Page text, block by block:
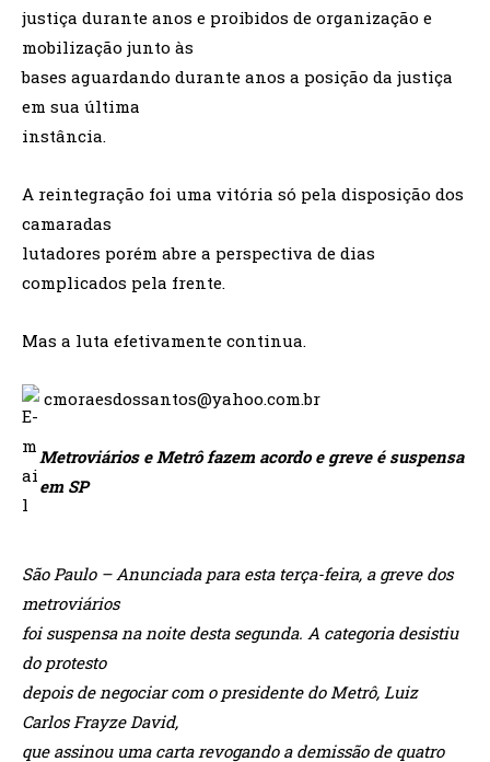
justiça durante anos e proibidos de organização e
mobilização junto às
bases aguardando durante anos a posição da justiça
em sua última
instância.
A reintegração foi uma vitória só pela disposição dos
camaradas
lutadores porém abre a perspectiva de dias
complicados pela frente.
Mas a luta efetivamente continua.
cmoraesdossantos@yahoo.com.br
Metroviários e Metrô fazem acordo e greve é suspensa
em SP
São Paulo – Anunciada para esta terça-feira, a greve dos
metroviários
foi suspensa na noite desta segunda. A categoria desistiu
do protesto
depois de negociar com o presidente do Metrô, Luiz
Carlos Frayze David,
que assinou uma carta revogando a demissão de quatro